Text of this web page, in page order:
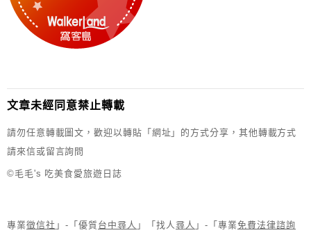
文章未經同意禁止轉載
請勿任意轉載圖文，歡迎以轉貼「網址」的方式分享，其他轉載方式
請來信或留言詢問
©毛毛's 吃美食愛旅遊日誌
專業徵信社 」-「優質台中尋人 」「找人 尋人 」-「專業免費法律諮詢